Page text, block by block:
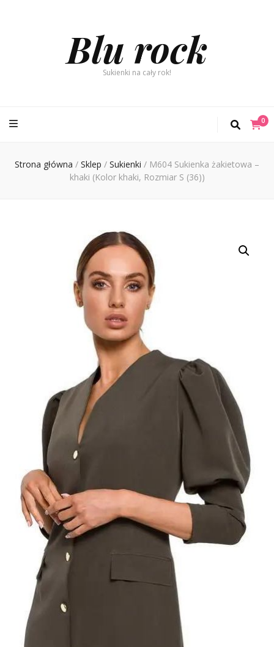
Blu rock
Sukienki na cały rok!
0
Strona główna / Sklep / Sukienki / M604 Sukienka żakietowa –
khaki (Kolor khaki, Rozmiar S (36))